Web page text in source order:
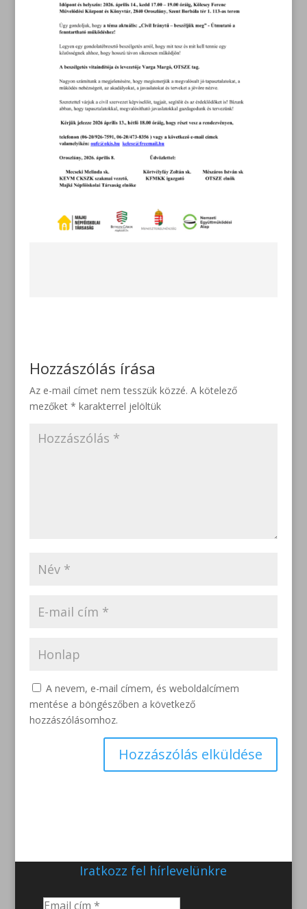
Hozzászólás írása
Az e-mail címet nem tesszük közzé. A kötelező
mezőket * karakterrel jelöltük
A nevem, e-mail címem, és weboldalcímem
mentése a böngészőben a következő
hozzászólásomhoz.
Iratkozz fel hírlevelünkre